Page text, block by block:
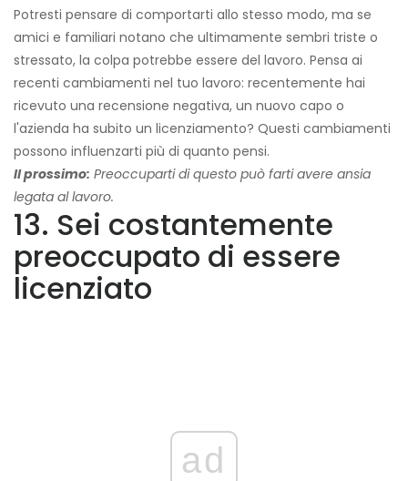
Potresti pensare di comportarti allo stesso modo, ma se
amici e familiari notano che ultimamente sembri triste o
stressato, la colpa potrebbe essere del lavoro. Pensa ai
recenti cambiamenti nel tuo lavoro: recentemente hai
ricevuto una recensione negativa, un nuovo capo o
l'azienda ha subito un licenziamento? Questi cambiamenti
possono influenzarti più di quanto pensi.
Il prossimo: Preoccuparti di questo può farti avere ansia
legata al lavoro.
13. Sei costantemente
preoccupato di essere
licenziato
ad